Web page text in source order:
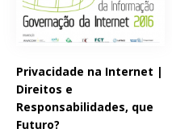
Privacidade na Internet |
Direitos e
Responsabilidades, que
Futuro?